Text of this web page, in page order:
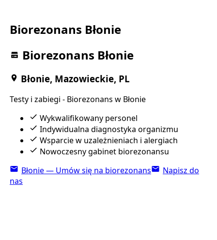
Biorezonans Błonie
Biorezonans Błonie
Błonie, Mazowieckie, PL
Testy i zabiegi - Biorezonans w Błonie
Wykwalifikowany personel
Indywidualna diagnostyka organizmu
Wsparcie w uzależnieniach i alergiach
Nowoczesny gabinet biorezonansu
Błonie — Umów się na biorezonans
Napisz do
nas